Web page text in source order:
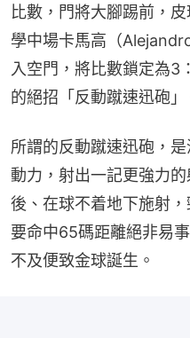
比數，門將大腳踢前，
學中場卡馬高（
入空門，將比數鎖定為3
的絕招「反動蹴速迅砲」
所謂的反動蹴速迅砲，
動力，射出一記更強力
後、在球不着地下施射
要命中65碼距離絕非易
不及便致金球誕生。